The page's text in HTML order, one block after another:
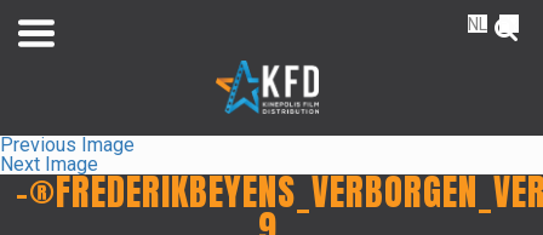
NL
Previous Image
Next Image
-